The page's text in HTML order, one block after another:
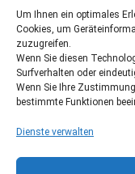
Um Ihnen ein optimales
Cookies, um
zuzugreifen.
Wenn Sie diesen
Surfverhalten oder
Wenn Sie Ihre
bestimmte Funktionen
Dienste verwalten